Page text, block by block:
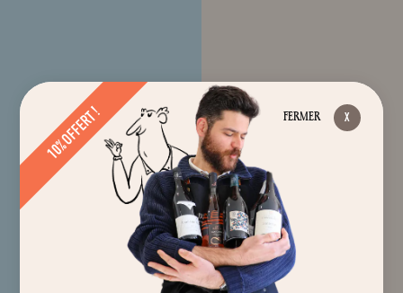
FERMER
10% OFFERT !